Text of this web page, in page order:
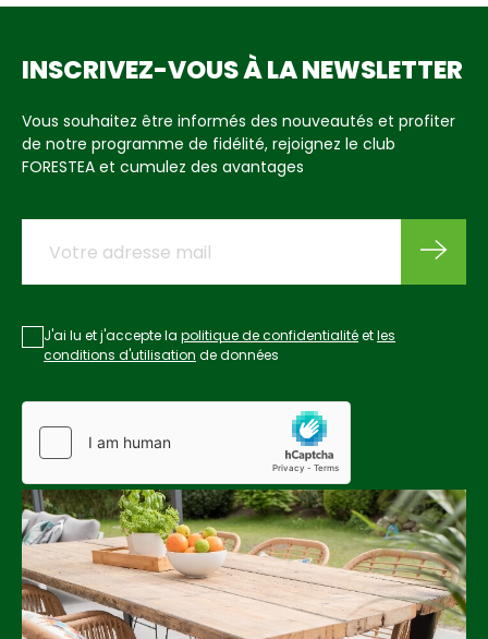
INSCRIVEZ-VOUS À LA NEWSLETTER
Vous souhaitez être informés des nouveautés et profiter
de notre programme de fidélité, rejoignez le club
FORESTEA et cumulez des avantages
J'ai lu et j'accepte la politique de confidentialitéetles
conditions d'utilisation de données